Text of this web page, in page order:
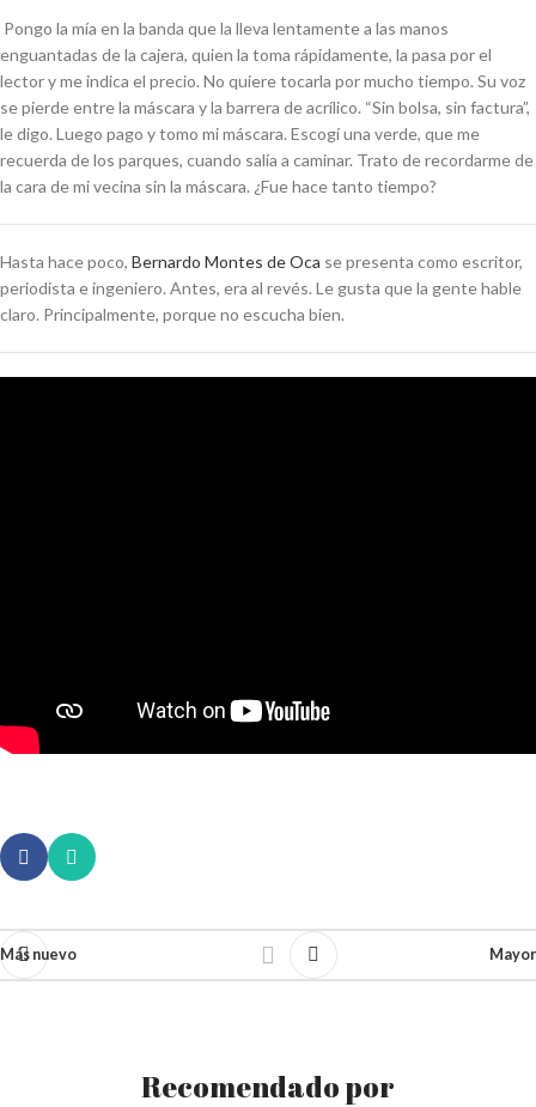
Pongo la mía en la banda que la lleva lentamente a las manos
enguantadas de la cajera, quien la toma rápidamente, la pasa por el
lector y me indica el precio. No quiere tocarla por mucho tiempo. Su voz
se pierde entre la máscara y la barrera de acrílico. “Sin bolsa, sin factura”,
le digo. Luego pago y tomo mi máscara. Escogí una verde, que me
recuerda de los parques, cuando salía a caminar. Trato de recordarme de
la cara de mi vecina sin la máscara. ¿Fue hace tanto tiempo?
Hasta hace poco, Bernardo Montes de Oca se presenta como escritor,
periodista e ingeniero. Antes, era al revés. Le gusta que la gente hable
claro. Principalmente, porque no escucha bien.
Más nuevo Mayor
Recomendado por